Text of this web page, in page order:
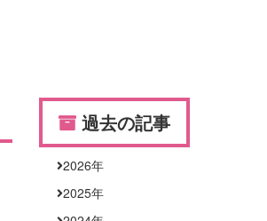
過去の記事
2026年
2025年